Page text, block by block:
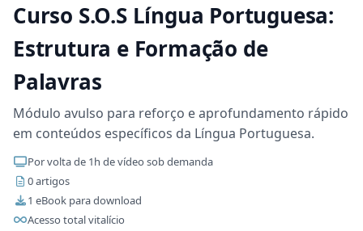
Curso S.O.S Língua Portuguesa:
Estrutura e Formação de
Palavras
Módulo avulso para reforço e aprofundamento rápido
em conteúdos específicos da Língua Portuguesa.
Por volta de 1h de vídeo sob demanda
0 artigos
1 eBook para download
Acesso total vitalício